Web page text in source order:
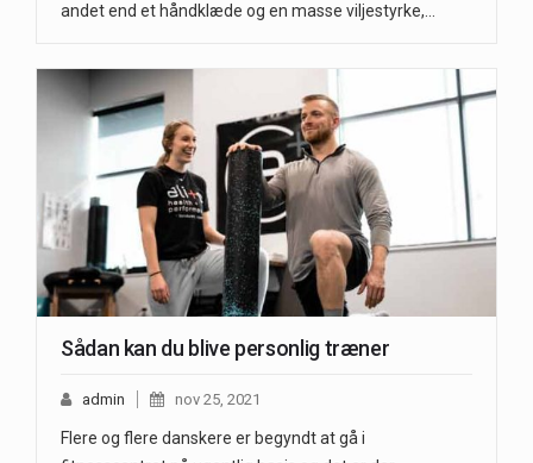
andet end et håndklæde og en masse viljestyrke,…
Sådan kan du blive personlig træner
admin nov 25, 2021
Flere og flere danskere er begyndt at gå i